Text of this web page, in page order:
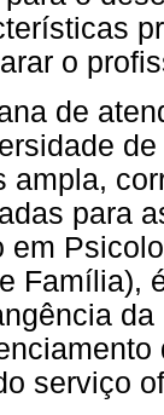
o
de
ampla,
para
em
Família),
serviço